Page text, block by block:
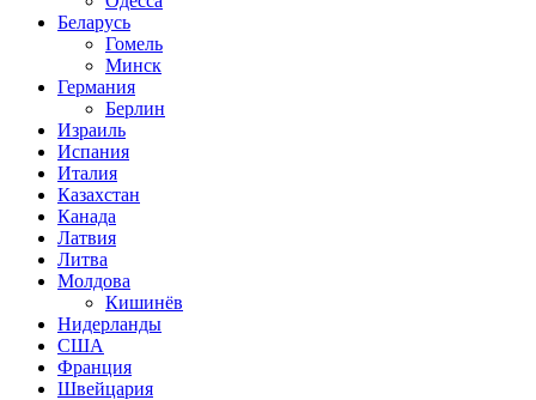
Беларусь
Гомель
Минск
Германия
Берлин
Израиль
Испания
Италия
Казахстан
Канада
Латвия
Литва
Молдова
Кишинёв
Нидерланды
США
Франция
Швейцария